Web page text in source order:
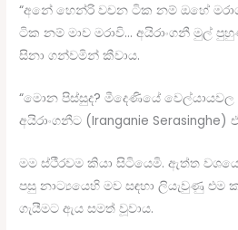
“අනේ හෙන්රි වචන ටික නම් ඔහේ
ටික නම් මාව මරාවි… අයිරාංගනී මුල්
සිනා ගන්වමින් කීවාය.
“මොන පිස්සුද? මීදෙණියේ
අයිරාංගනීට (Iranganie Serasinghe)
මම ස්ථීරවම කියා සිටියෙමි. ඇත්ත
පසු නාට්‍යයෙහි මව සඳහා ලියැවුණු එම
ගැයීමට ඇය සමත් වූවාය.